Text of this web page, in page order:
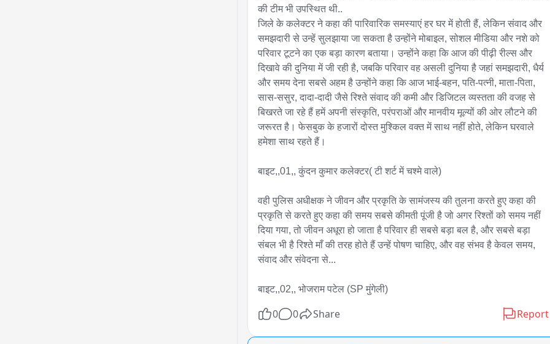
की टीम भी उपस्थित थी..
जिले के कलेक्टर ने कहा की पारिवारिक समस्याएं हर घर में होती हैं, लेकिन संवाद और
समझदारी से उन्हें सुलझाया जा सकता है उन्होंने मोबाइल, सोशल मीडिया और नशे को
परिवार टूटने का एक बड़ा कारण बताया। उन्होंने कहा कि आज की पीढ़ी रील्स और
दिखावे की दुनिया में जी रही है, जबकि परिवार वह असली दुनिया है जहां समझदारी, धैर्य
और समय देना सबसे अहम है उन्होंने कहा कि आज भाई-बहन, पति-पत्नी, माता-पिता,
सास-ससुर, दादा-दादी जैसे रिश्ते संवाद की कमी और डिजिटल व्यस्तता की वजह से
बिखरते जा रहे हैं हमें अपनी संस्कृति, परंपराओं और मानवीय मूल्यों की ओर लौटने की
जरूरत है। फेसबुक के हजारों दोस्त मुश्किल वक्त में साथ नहीं होते, लेकिन घरवाले
हमेशा साथ रहते हैं।
बाइट,,01,, कुंदन कुमार कलेक्टर( टी शर्ट में चश्मे वाले)
वही पुलिस अधीक्षक ने जीवन और प्रकृति के सामंजस्य की तुलना करते हुए कहा की
प्रकृति से करते हुए कहा की समय सबसे कीमती पूंजी है जो अगर रिश्तों को समय नहीं
दिया गया, तो जीवन अधूरा हो जाता है परिवार ही सबसे बड़ा बल है, और सबसे बड़ा
संबल भी है रिश्ते माँ की तरह होते हैं उन्हें पोषण चाहिए, और वह संभव है केवल समय,
संवाद और संवेदना से...
बाइट,,02,, भोजराम पटेल (SP मुंगेली)
0 0 Share Report